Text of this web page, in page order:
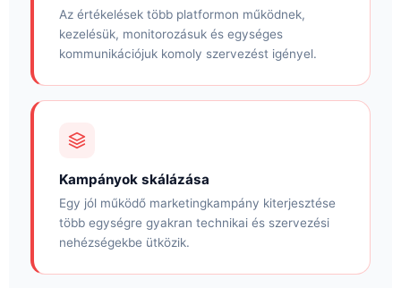
Az értékelések több platformon működnek,
kezelésük, monitorozásuk és egységes
kommunikációjuk komoly szervezést igényel.
Kampányok skálázása
Egy jól működő marketingkampány kiterjesztése
több egységre gyakran technikai és szervezési
nehézségekbe ütközik.